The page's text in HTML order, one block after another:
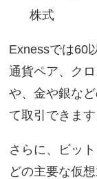
株式
Exnessでは60
通貨ペア、ク
や、金や銀な
て取引できます
さらに、ビッ
どの主要な仮